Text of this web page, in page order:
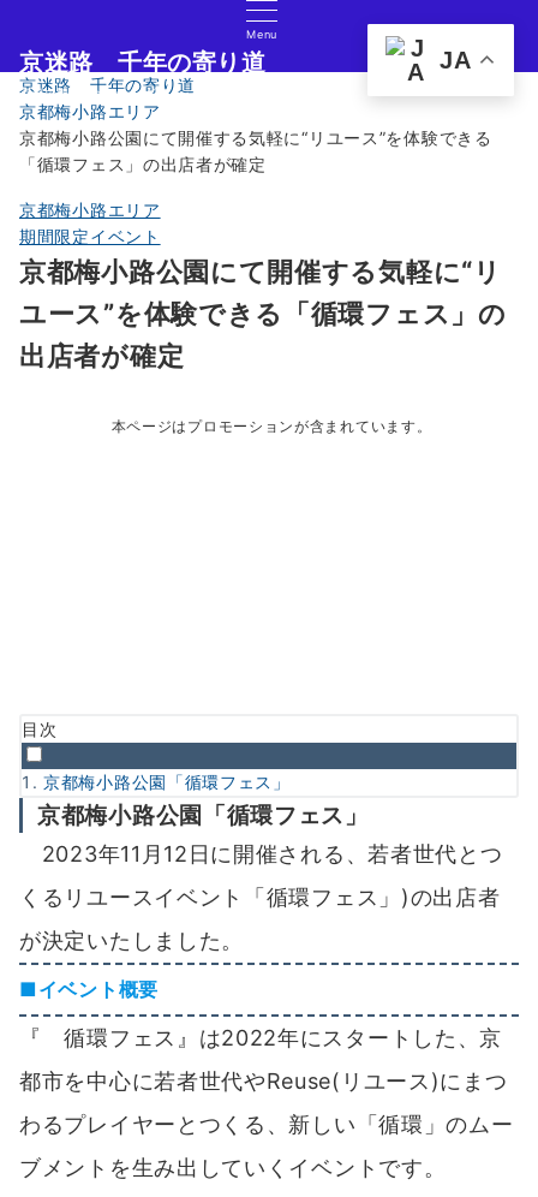
Menu
京迷路 千年の寄り道
京都の観光イベント・グルメ・ショッピングの情報サイト
京迷路 千年の寄り道
京都梅小路エリア
京都梅小路公園にて開催する気軽に“リユース”を体験できる
「循環フェス」の出店者が確定
京都梅小路エリア
期間限定イベント
京都梅小路公園にて開催する気軽に“リ
ユース”を体験できる「循環フェス」の
出店者が確定
本ページはプロモーションが含まれています。
目次
京都梅小路公園「循環フェス」
京都梅小路公園「循環フェス」
2023年11月12日に開催される、若者世代とつ
くるリユースイベント「循環フェス」)の出店者
が決定いたしました。
■イベント概要
『 循環フェス』は2022年にスタートした、京
都市を中心に若者世代やReuse(リユース)にまつ
わるプレイヤーとつくる、新しい「循環」のムー
ブメントを生み出していくイベントです。
JA